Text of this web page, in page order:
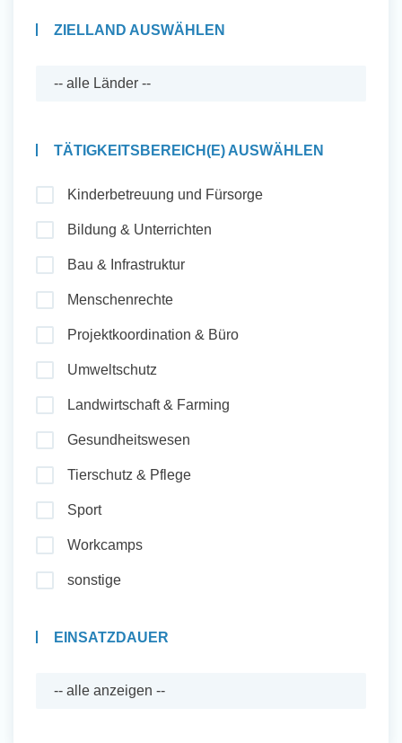
Auslandserfahrung Sammeln
Initiativbewerbung
ZIELLAND AUSWÄHLEN
TÄTIGKEITSBEREICH(E) AUSWÄHLEN
Kinderbetreuung und Fürsorge
Bildung & Unterrichten
Bau & Infrastruktur
Menschenrechte
Projektkoordination & Büro
Umweltschutz
Landwirtschaft & Farming
Gesundheitswesen
Tierschutz & Pflege
Sport
Workcamps
sonstige
EINSATZDAUER